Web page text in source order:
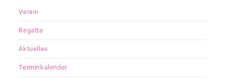
Verein
Regatta
Aktuelles
Terminkalender